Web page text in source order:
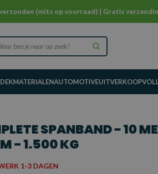
(mits op voorraad) | Gratis
AUTOMOTIVEUITVERKOOP
SPANBAND - 10
- 1.500 KG
1-3 DAGEN